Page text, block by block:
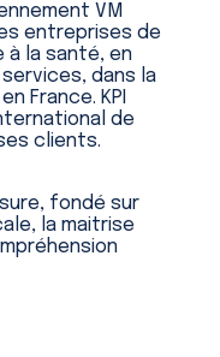
VM
entreprises de
la santé, en
dans la
France. KPI
de
clients.
fondé sur
la maitrise